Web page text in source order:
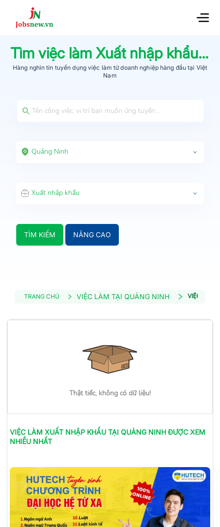
Tìm việc làmXuất nhập khẩu
Hàng nghìn tin tuyển dụng việc làm từdoanh nghiệp hàng đầu tại Việt
Nam
Quảng Ninh
Xuất nhập khẩu
TÌM KIẾM NÂNG CAO
TRANG CHỦ VIỆC LÀM TẠI QUẢNG NINH VIỆC LÀM
Thật tiếc, không có dữ liệu!
VIỆC LÀM XUẤT NHẬP KHẨU TẠI QUẢNG NINH ĐƯỢC XEM
NHIỀU NHẤT